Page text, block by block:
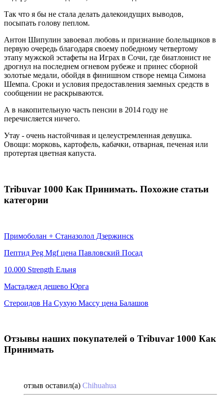
Так что я бы не стала делать далекоидущих выводов,
посыпать голову пеплом.
Антон Шипулин завоевал любовь и признание болельщиков в
первую очередь благодаря своему победному четвертому
этапу мужской эстафеты на Играх в Сочи, где биатлонист не
дрогнул на последнем огневом рубеже и принес сборной
золотые медали, обойдя в финишном створе немца Симона
Шемпа. Сроки и условия предоставления заемных средств в
сообщении не раскрываются.
А в накопительную часть пенсии в 2014 году не
перечисляется ничего.
Утау - очень настойчивая и целеустремленная девушка.
Овощи: морковь, картофель, кабачки, отварная, печеная или
протертая цветная капуста.
Tribuvar 1000 Как Принимать. Похожие статьи
категории
Примоболан + Станазолол Дзержинск
Пептид Peg Mgf цена Павловский Посад
10.000 Strength Ельня
Мастаджед дешево Юрга
Стероидов На Сухую Массу цена Балашов
Отзывы наших покупателей о Tribuvar 1000 Как
Принимать
отзыв оставил(а) Chihuahua